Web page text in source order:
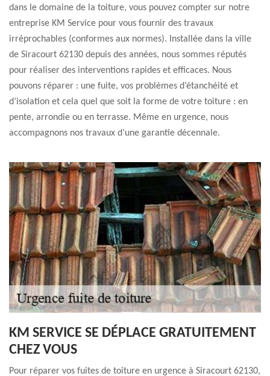
dans le domaine de la toiture, vous pouvez compter sur notre
entreprise KM Service pour vous fournir des travaux
irréprochables (conformes aux normes). Installée dans la ville
de Siracourt 62130 depuis des années, nous sommes réputés
pour réaliser des interventions rapides et efficaces. Nous
pouvons réparer : une fuite, vos problèmes d’étanchéité et
d’isolation et cela quel que soit la forme de votre toiture : en
pente, arrondie ou en terrasse. Même en urgence, nous
accompagnons nos travaux d’une garantie décennale.
KM SERVICE SE DÉPLACE GRATUITEMENT
CHEZ VOUS
Pour réparer vos fuites de toiture en urgence à Siracourt 62130,